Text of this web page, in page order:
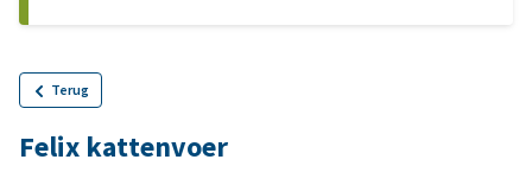
Terug
Felix kattenvoer